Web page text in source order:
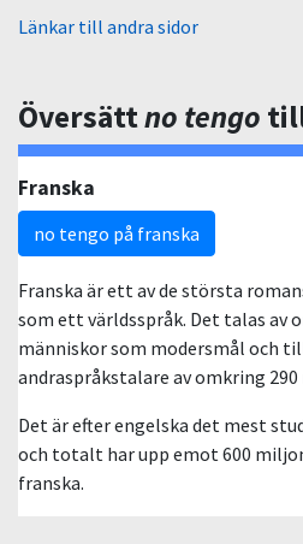
Länkar till andra sidor
Översättno tengo
Franska
no tengo på franska
Franska är ett av de största
som ett världsspråk. Det talas av
människor som modersmål och
andraspråkstalare av omkring
Det är efter engelska det mest
och totalt har upp emot 600
franska.